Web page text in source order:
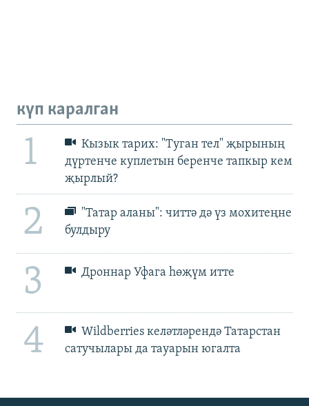
күп каралган
1
Кызык тарих: "Туган тел" җырының
дүртенче куплетын беренче тапкыр кем
җырлый?
2
"Татар аланы": читтә дә үз мохитеңне
булдыру
3 Дроннар Уфага һөҗүм итте
4
Wildberries келәтләрендә Татарстан
сатучылары да тауарын югалта